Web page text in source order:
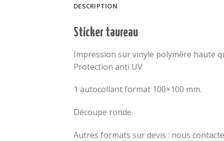
DESCRIPTION
Sticker taureau
Impression sur vinyle polymère haute
Protection anti UV
1 autocollant format 100×100 mm.
Découpe ronde.
Autres formats sur devis : nous